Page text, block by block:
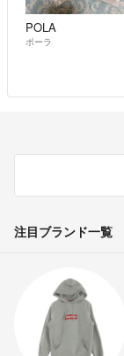
POLA
ポーラ
注目ブランド一覧